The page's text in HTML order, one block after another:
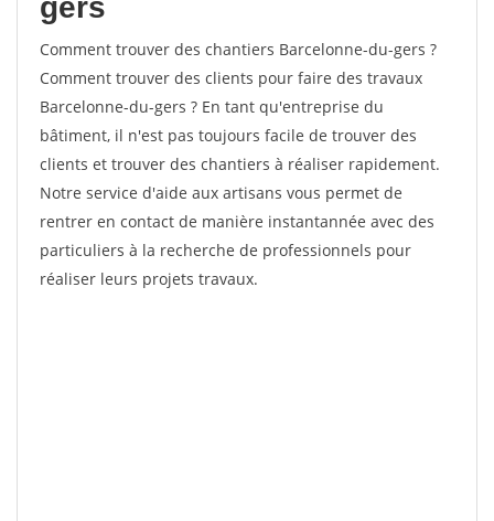
gers
Comment trouver des chantiers Barcelonne-du-gers ?
Comment trouver des clients pour faire des travaux
Barcelonne-du-gers ? En tant qu'entreprise du
bâtiment, il n'est pas toujours facile de trouver des
clients et trouver des chantiers à réaliser rapidement.
Notre service d'aide aux artisans vous permet de
rentrer en contact de manière instantannée avec des
particuliers à la recherche de professionnels pour
réaliser leurs projets travaux.